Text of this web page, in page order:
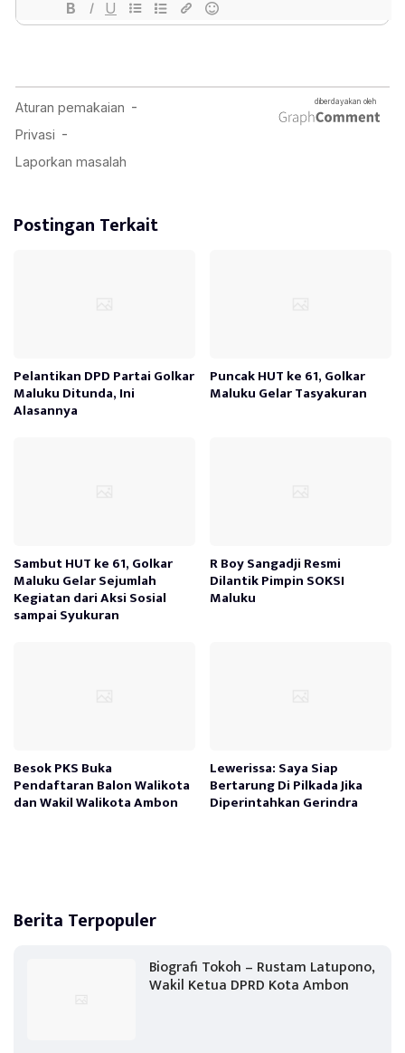
Postingan Terkait
Pelantikan DPD Partai Golkar
Maluku Ditunda, Ini
Alasannya
Puncak HUT ke 61, Golkar
Maluku Gelar Tasyakuran
Sambut HUT ke 61, Golkar
Maluku Gelar Sejumlah
Kegiatan dari Aksi Sosial
sampai Syukuran
R Boy Sangadji Resmi
Dilantik Pimpin SOKSI
Maluku
Besok PKS Buka
Pendaftaran Balon Walikota
dan Wakil Walikota Ambon
Lewerissa: Saya Siap
Bertarung Di Pilkada Jika
Diperintahkan Gerindra
Berita Terpopuler
Biografi Tokoh – Rustam Latupono,
Wakil Ketua DPRD Kota Ambon